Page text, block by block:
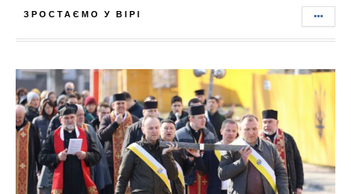
ЗРОСТАЄМО У ВІРІ